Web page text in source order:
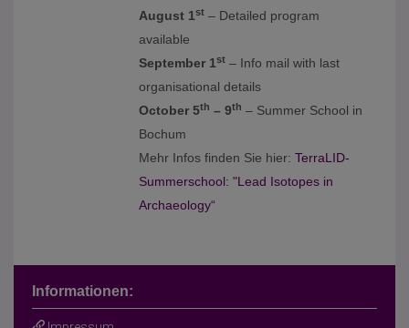
August 1st – Detailed program
available
September 1st – Info mail with last
organisational details
October 5th – 9th – Summer School in
Bochum
Mehr Infos finden Sie hier: TerraLID-
Summerschool: "Lead Isotopes in
Archaeology“
Informationen: